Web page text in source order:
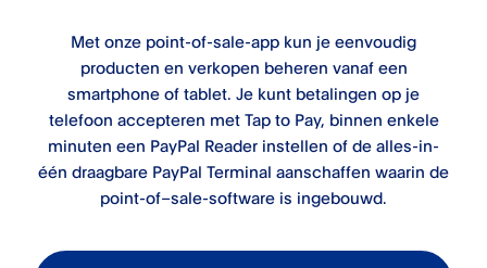
Met onze point-of-sale-app kun je eenvoudig
producten en verkopen beheren vanaf een
smartphone of tablet. Je kunt betalingen op je
telefoon accepteren met Tap to Pay, binnen enkele
minuten een PayPal Reader instellen of de alles-in-
één draagbare PayPal Terminal aanschaffen waarin de
point-of–sale-software is ingebouwd.